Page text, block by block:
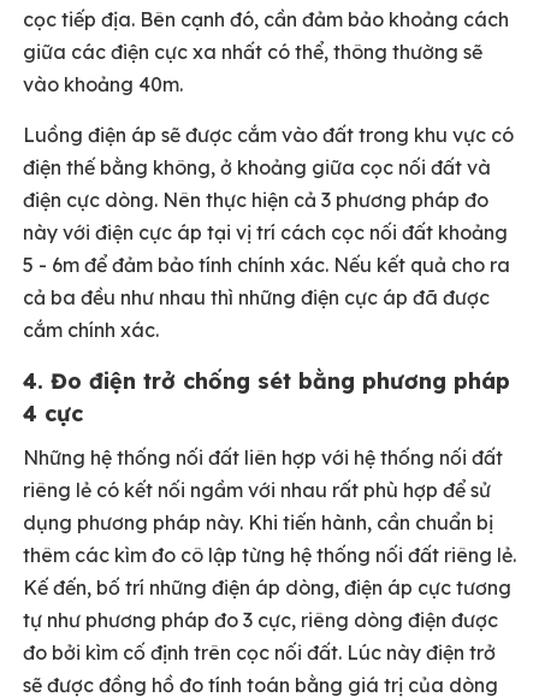
cọc tiếp địa. Bên cạnh đó, cần đảm bảo khoảng cách
giữa các điện cực xa nhất có thể, thông thường sẽ
vào khoảng 40m.
Luồng điện áp sẽ được cắm vào đất trong khu vực có
điện thế bằng không, ở khoảng giữa cọc nối đất và
điện cực dòng. Nên thực hiện cả 3 phương pháp đo
này với điện cực áp tại vị trí cách cọc nối đất khoảng
5 - 6m để đảm bảo tính chính xác. Nếu kết quả cho ra
cả ba đều như nhau thì những điện cực áp đã được
cắm chính xác.
4. Đo điện trở chống sét bằng phương pháp
4 cực
Những hệ thống nối đất liên hợp với hệ thống nối đất
riêng lẻ có kết nối ngầm với nhau rất phù hợp để sử
dụng phương pháp này. Khi tiến hành, cần chuẩn bị
thêm các kìm đo cô lập từng hệ thống nối đất riêng lẻ.
Kế đến, bố trí những điện áp dòng, điện áp cực tương
tự như phương pháp đo 3 cực, riêng dòng điện được
đo bởi kìm cố định trên cọc nối đất. Lúc này điện trở
sẽ được đồng hồ đo tính toán bằng giá trị của dòng